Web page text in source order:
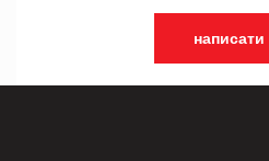
написати